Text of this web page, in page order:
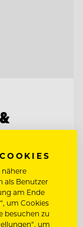
nähere
als Benutzer
am Ende
um Cookies
besuchen zu
um